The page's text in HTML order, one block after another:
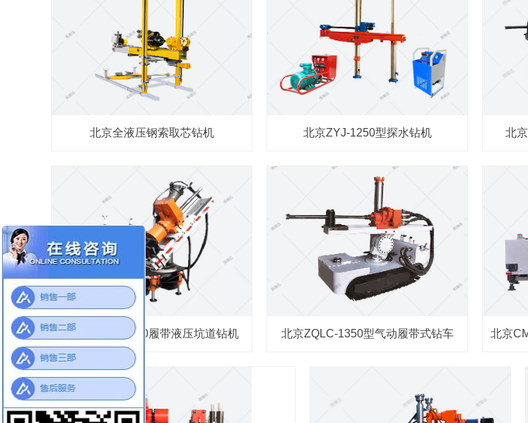
北京全液压钢索取芯钻机 北京ZYJ-1250型探水钻机 北
北京CMS1-4500履带液压坑道钻机 北京ZQLC-1350型气动履带式钻车 北京